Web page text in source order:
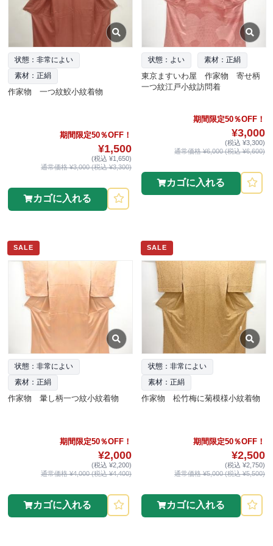
状態：非常によい
素材：正絹
作家物 一つ紋鮫小紋着物
期間限定50％OFF！
¥1,500
(税込 ¥1,650)
通常価格 ¥3,000 (税込 ¥3,300)
カゴに入れる
状態：よい 素材：正絹
東京ますいわ屋 作家物 寄せ柄
一つ紋江戸小紋訪問着
期間限定50％OFF！
¥3,000
(税込 ¥3,300)
通常価格 ¥6,000 (税込 ¥6,600)
カゴに入れる
SALE
状態：非常によい
素材：正絹
作家物 暈し柄一つ紋小紋着物
期間限定50％OFF！
¥2,000
(税込 ¥2,200)
通常価格 ¥4,000 (税込 ¥4,400)
カゴに入れる
SALE
状態：非常によい
素材：正絹
作家物 松竹梅に菊模様小紋着物
期間限定50％OFF！
¥2,500
(税込 ¥2,750)
通常価格 ¥5,000 (税込 ¥5,500)
カゴに入れる